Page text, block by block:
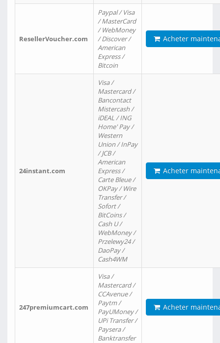
ResellerVoucher.com
Paypal / Visa
/ MasterCard
/ WebMoney
/ Discover /
American
Express /
Bitcoin
Acheter
24instant.com
Visa /
Mastercard /
Bancontact
Mistercash /
iDEAL / ING
Home' Pay /
Western
Union / InPay
/ JCB /
American
Express /
Carte Bleue /
OKPay / Wire
Transfer /
Sofort /
BitCoins /
Cash U /
WebMoney /
Przelewy24 /
DaoPay /
Cash4WM
Acheter
247premiumcart.com
Visa /
Mastercard /
CCAvenue /
Paytm /
PayUMoney /
UPi Transfer /
Paysera /
Banktransfer
Acheter